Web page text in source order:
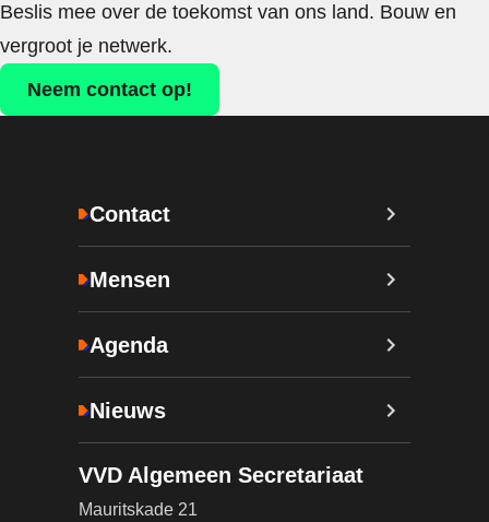
Beslis mee over de toekomst van ons land. Bouw en
vergroot je netwerk.
Neem contact op!
Contact
Mensen
Agenda
Nieuws
VVD Algemeen Secretariaat
Mauritskade 21